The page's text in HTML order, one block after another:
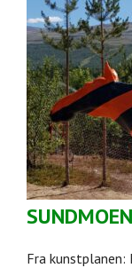
Fra kunstplanen: